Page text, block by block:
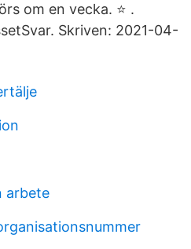
om en vecka. ⭐ .
Skriven: 2021-04-
arbete